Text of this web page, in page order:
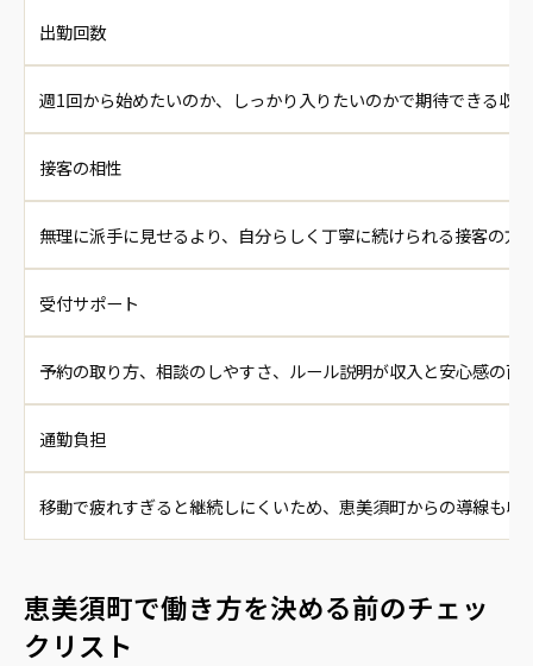
出勤回数
週1回から始めたいのか、しっかり入りたいのかで期待できる収
接客の相性
無理に派手に見せるより、自分らしく丁寧に続けられる接客の方
受付サポート
予約の取り方、相談のしやすさ、ルール説明が収入と安心感の両
通勤負担
移動で疲れすぎると継続しにくいため、恵美須町からの導線も収
恵美須町で働き方を決める前のチェッ
クリスト